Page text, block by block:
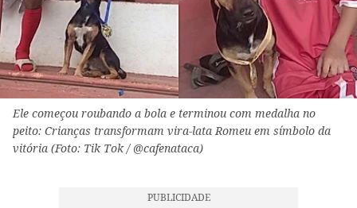
Ele começou roubando a bola e terminou com medalha no
peito: Crianças transformam vira-lata Romeu em símbolo da
vitória (Foto: Tik Tok / @cafenataca)